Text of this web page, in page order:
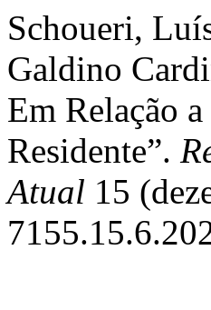
Schoueri,
Galdino
Em Relação
Residente”.
Atual 15